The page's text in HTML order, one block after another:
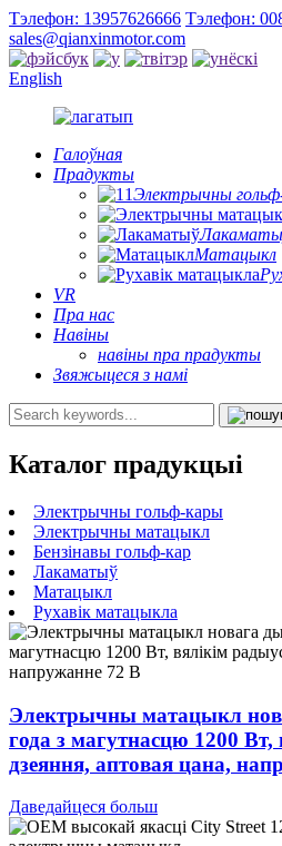
Тэлефон: 13957626666 Тэлефон:
sales@qianxinmotor.com
English
Галоўная
Прадукты
Электрычны
Матацыкл
VR
Пра нас
Навіны
навіны пра прадукты
Звяжыцеся з намі
Каталог прадукцыі
Электрычны гольф-кары
Электрычны матацыкл
Бензінавы гольф-кар
Лакаматыў
Матацыкл
Рухавік матацыкла
Электрычны матацыкл
года з магутнасцю 1200 Вт,
дзеяння, аптовая цана,
Даведайцеся больш